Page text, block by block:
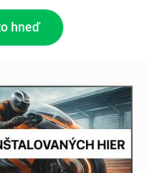
hneď
POSLEDNÈ KUSY